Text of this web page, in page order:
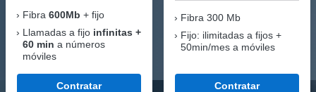
Fibra 600Mb + fijo
Llamadas a fijo infinitas +
60 min a números
móviles
Contratar
Fibra 300 Mb
Fijo: ilimitadas a fijos +
50min/mes a móviles
Contratar